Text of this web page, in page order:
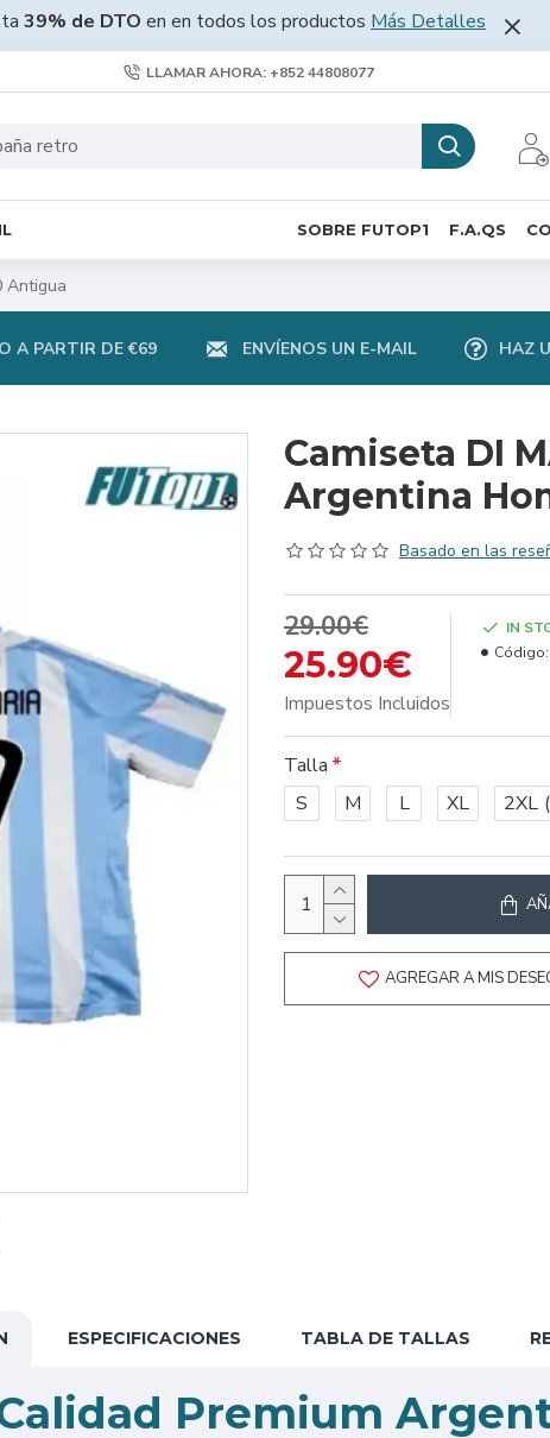
39% de DTO en en todos los productos Más Detalles
LLAMAR AHORA: +852 44808077
SOBRE FUTOP1 F.A.QS
Antigua
A PARTIR DE €69 ENVÍENOS UN E-MAIL HAZ
Camiseta DI
Argentina
Basado en las
25.90€
29.00€
Impuestos Incluidos
IN
Código:
Talla
S
M L XL 2XL
AGREGAR A MIS
ESPECIFICACIONES TABLA DE TALLAS
Premium